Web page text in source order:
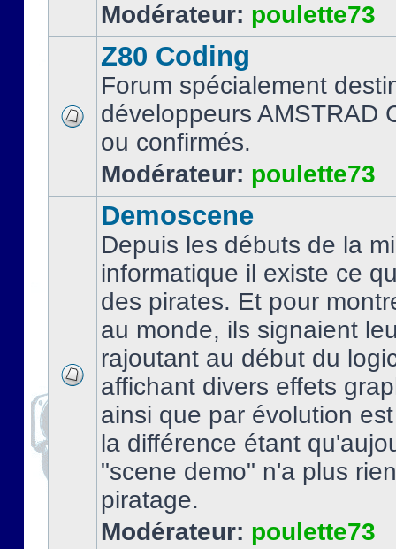
Modérateur: poulette73
Z80 Coding
Forum spécialement
développeurs AMSTRAD
ou confirmés.
Modérateur: poulette73
Demoscene
Depuis les débuts de la
informatique il existe ce
des pirates. Et pour
au monde, ils signaient
rajoutant au début du
affichant divers effets
ainsi que par évolution
la différence étant
"scene demo" n'a plus
piratage.
Modérateur: poulette73